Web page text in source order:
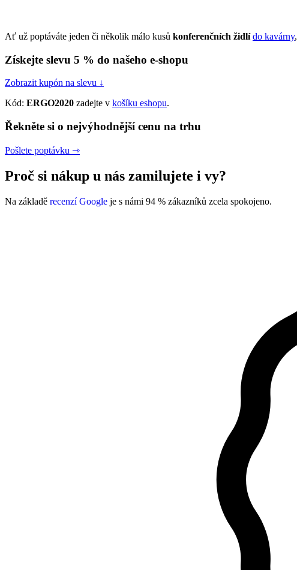
Ať už poptáváte jeden či několik málo kusů konferenčních židlí do kavárny,
Získejte slevu 5 % do našeho e-shopu
Zobrazit kupón na slevu ↓
Kód: ERGO2020 zadejte v košíku eshopu.
Řekněte si o nejvýhodnější cenu na trhu
Pošlete poptávku ⇾
Proč si nákup u nás zamilujete i vy?
Na základě recenzí Google je s námi 94 % zákazníků zcela spokojeno.